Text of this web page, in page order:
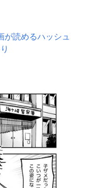
が読めるハッシュ